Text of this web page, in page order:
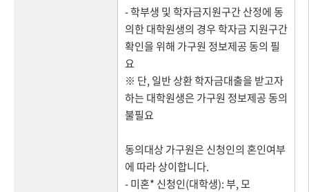
- 학부생 및 학자금지원구간 산정에 동
의한 대학원생의 경우 학자금 지원구간
확인을 위해 가구원 정보제공 동의 필
요
※ 단, 일반 상환 학자금대출을 받고자
하는 대학원생은 가구원 정보제공 동의
불필요
동의대상 가구원은 신청인의 혼인여부
에 따라 상이합니다.
- 미혼* 신청인(대학생): 부, 모